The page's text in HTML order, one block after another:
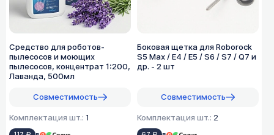
Средство для роботов-
пылесосов и моющих
пылесосов, концентрат 1:200,
Лаванда, 500мл
Совместимость
Комплектация шт.: 1
Боковая щетка для Roborock
S5 Max / E4 / E5 / S6 / S7 / Q7 и
др. - 2 шт
Совместимость
Комплектация шт.: 2